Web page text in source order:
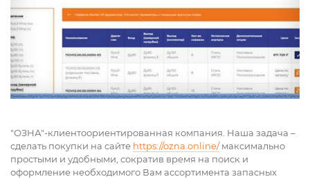
"ОЗНА"-клиентоориентированная компания. Наша задача –
сделать покупки на сайте https://ozna.online/максимально
простыми и удобными, сократив время на поиск и
оформление необходимого Вам ассортимента запасных